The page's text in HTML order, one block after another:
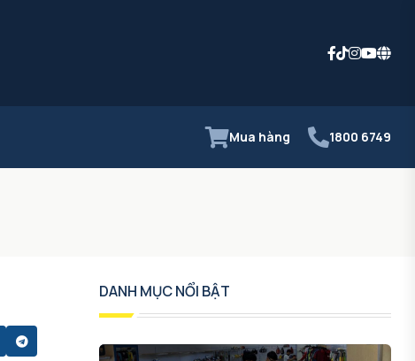
Mua hàng 1800 6749
DANH MỤC NỔI BẬT